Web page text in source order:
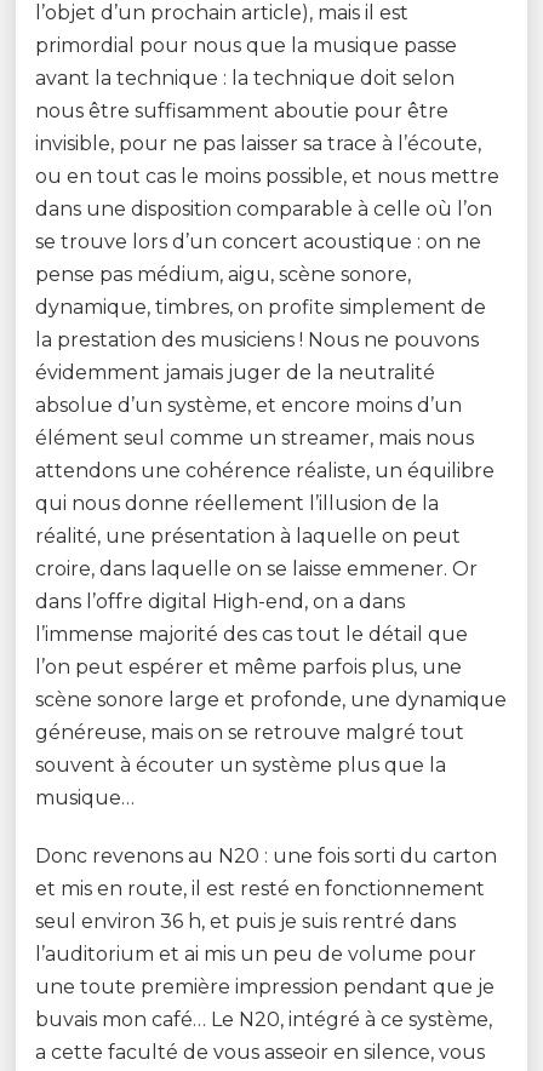
l’objet d’un prochain article), mais il est
primordial pour nous que la musique passe
avant la technique : la technique doit selon
nous être suffisamment aboutie pour être
invisible, pour ne pas laisser sa trace à l’écoute,
ou en tout cas le moins possible, et nous mettre
dans une disposition comparable à celle où l’on
se trouve lors d’un concert acoustique : on ne
pense pas médium, aigu, scène sonore,
dynamique, timbres, on profite simplement de
la prestation des musiciens ! Nous ne pouvons
évidemment jamais juger de la neutralité
absolue d’un système, et encore moins d’un
élément seul comme un streamer, mais nous
attendons une cohérence réaliste, un équilibre
qui nous donne réellement l’illusion de la
réalité, une présentation à laquelle on peut
croire, dans laquelle on se laisse emmener. Or
dans l’offre digital High-end, on a dans
l’immense majorité des cas tout le détail que
l’on peut espérer et même parfois plus, une
scène sonore large et profonde, une dynamique
généreuse, mais on se retrouve malgré tout
souvent à écouter un système plus que la
musique…
Donc revenons au N20 : une fois sorti du carton
et mis en route, il est resté en fonctionnement
seul environ 36 h, et puis je suis rentré dans
l’auditorium et ai mis un peu de volume pour
une toute première impression pendant que je
buvais mon café… Le N20, intégré à ce système,
a cette faculté de vous asseoir en silence, vous